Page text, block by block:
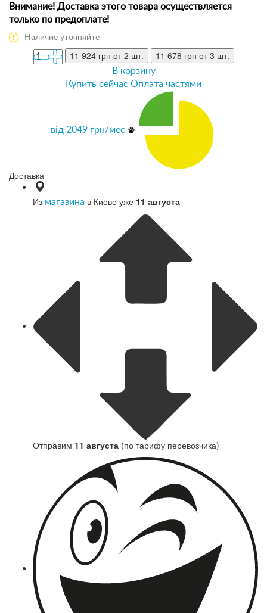
Внимание! Доставка этого товара осуществляется
только по предоплате!
Наличие уточняйте
11 924 грн от 2 шт. 11 678 грн от 3 шт.
В корзину
Купить сейчас Оплата частями
від 2049грн/мес
Доставка
Из магазина в Киеве уже 11 августа
Отправим 11 августа (по тарифу перевозчика)